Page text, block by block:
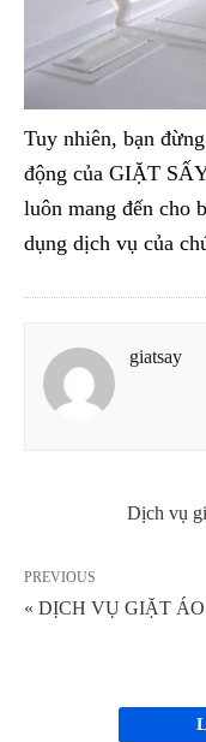
Tuy nhiên, bạn
động của GIẶT
luôn mang đến cho
dụng dịch vụ của
giatsay
Dịch vụ
PREVIOUS
« DỊCH VỤ GIẶT